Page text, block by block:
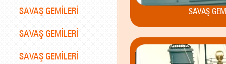
SAVAŞ GEMİLERİ
SAVAŞ GEMİLERİ
SAVAŞ GEMİLERİ
SAVAŞ